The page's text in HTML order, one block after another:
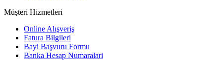
Müşteri Hizmetleri
Online Alışveriş
Fatura Bilgileri
Bayi Başvuru Formu
Banka Hesap Numaralari